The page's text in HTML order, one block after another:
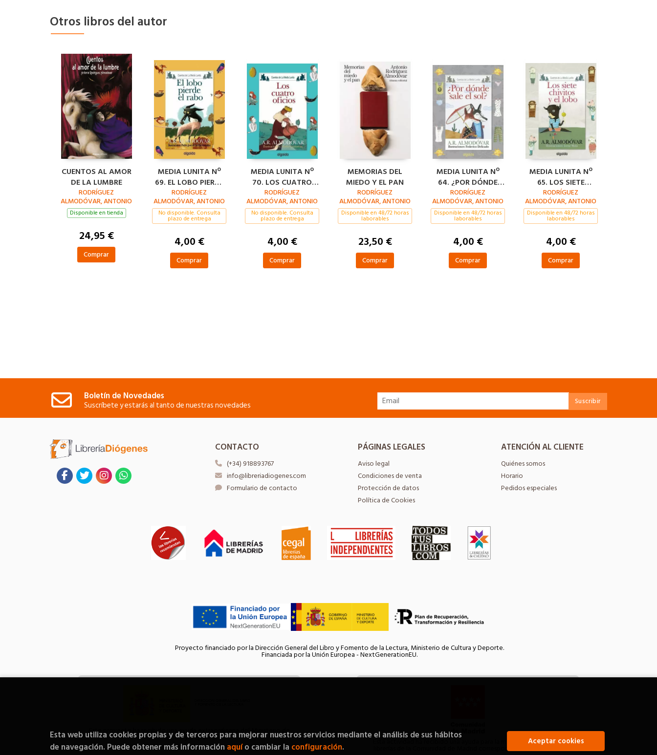
Otros libros del autor
CUENTOS AL AMOR
DE LA LUMBRE
RODRÍGUEZ
ALMODÓVAR, ANTONIO
Disponible en tienda
24,95 €
Comprar
MEDIA LUNITA Nº
69. EL LOBO PIERDE
EL RABO
RODRÍGUEZ
ALMODÓVAR, ANTONIO
No disponible. Consulta
plazo de entrega
4,00 €
Comprar
MEDIA LUNITA Nº
70. LOS CUATRO
OFICIOS
RODRÍGUEZ
ALMODÓVAR, ANTONIO
No disponible. Consulta
plazo de entrega
4,00 €
Comprar
MEMORIAS DEL
MIEDO Y EL PAN
RODRÍGUEZ
ALMODÓVAR, ANTONIO
Disponible en 48/72 horas
laborables
23,50 €
Comprar
MEDIA LUNITA Nº
64. ¿POR DÓNDE
SALE EL SOL?
RODRÍGUEZ
ALMODÓVAR, ANTONIO
Disponible en 48/72 horas
laborables
4,00 €
Comprar
MEDIA LUNITA Nº
65. LOS SIETE
CHIVITOS Y EL LOBO
RODRÍGUEZ
ALMODÓVAR, ANTONIO
Disponible en 48/72 horas
laborables
4,00 €
Comprar
Boletín de Novedades
Suscríbete y estarás al tanto de nuestras novedades
CONTACTO
(+34) 918893767
info@libreriadiogenes.com
Formulario de contacto
PÁGINAS LEGALES
Aviso legal
Condiciones de venta
Protección de datos
Política de Cookies
ATENCIÓN AL CLIENTE
Quiénes somos
Horario
Pedidos especiales
Proyecto financiado por la Dirección General del Libro y Fomento de la Lectura, Ministerio de Cultura y Deporte.
Financiada por la Unión Europea - NextGenerationEU.
Este proyecto ha recibido una ayuda extraordinaria del Ministerio de
Cultura y Deporte. Esta actividad ha recibido una ayuda para la modernización de las
librerías de la Comunidad de Madrid correspondiente al año 2021.
Esta web utiliza cookies propias y de terceros para mejorar nuestros servicios mediante el análisis de sus hábitos
de navegación. Puede obtener más información aquío cambiar la configuración. Aceptar cookies